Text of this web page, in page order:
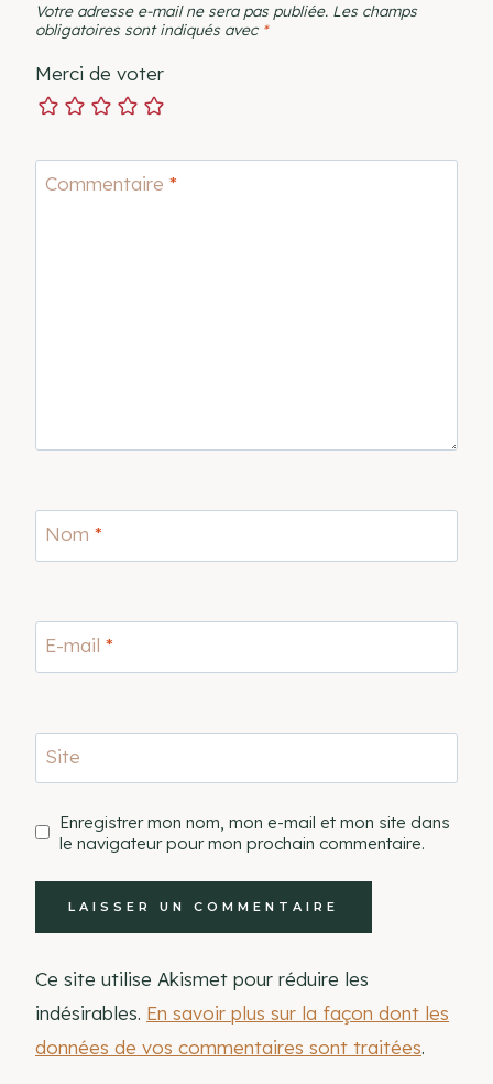
Votre adresse e-mail ne sera pas publiée. Les champs
obligatoires sont indiqués avec *
Merci de voter
Commentaire *
Nom *
E-mail *
Site
Enregistrer mon nom, mon e-mail et mon site dans
le navigateur pour mon prochain commentaire.
Ce site utilise Akismet pour réduire les
indésirables. En savoir plus sur la façon dont les
données de vos commentaires sont traitées.